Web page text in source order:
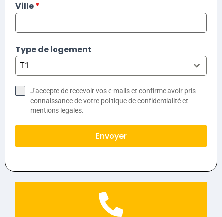
Ville*
Type de logement
T1
J'accepte de recevoir vos e-mails et confirme avoir pris
connaissance de votre politique de confidentialité et
mentions légales.
Envoyer